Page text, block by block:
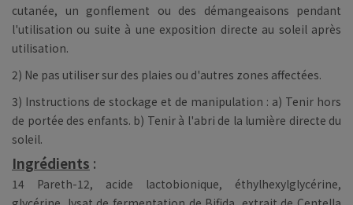
cutanée, un gonflement ou des démangeaisons pendant
l'utilisation ou suite à une exposition directe au soleil après
utilisation.
2) Ne pas utiliser sur des plaies ou d'autres zones affectées.
3) Instructions de stockage et de manipulation : a) Tenir hors
de portée des enfants. b) Tenir à l'abri de la lumière directe du
soleil.
Ingrédients :
14 Pareth-12, acide lactobionique, éthylhexylglycérine,